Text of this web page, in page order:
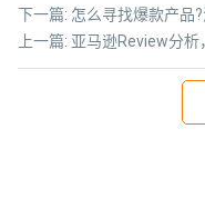
上一篇: 亚马逊Review分析
下一篇: 怎么寻找爆款产品